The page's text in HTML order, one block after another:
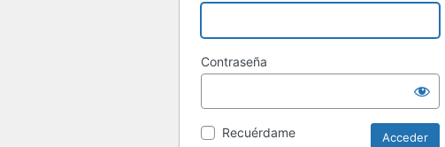
Contraseña
Recuérdame